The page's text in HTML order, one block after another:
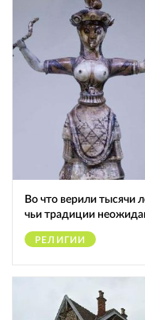
Во что верили тысячи
чьи традиции
РЕЛИГИИ